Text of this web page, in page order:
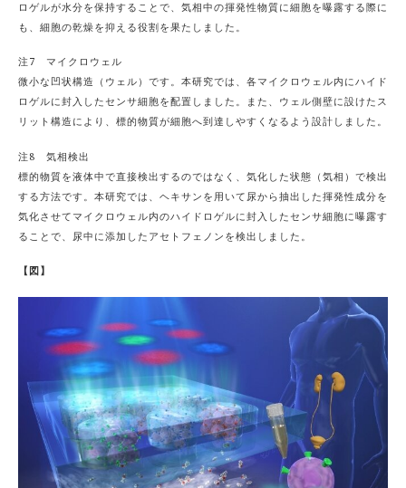
ロゲルが水分を保持することで、気相中の揮発性物質に細胞を曝露する際に
も、細胞の乾燥を抑える役割を果たしました。
注7 マイクロウェル
微小な凹状構造（ウェル）です。本研究では、各マイクロウェル内にハイド
ロゲルに封入したセンサ細胞を配置しました。また、ウェル側壁に設けたス
リット構造により、標的物質が細胞へ到達しやすくなるよう設計しました。
注8 気相検出
標的物質を液体中で直接検出するのではなく、気化した状態（気相）で検出
する方法です。本研究では、ヘキサンを用いて尿から抽出した揮発性成分を
気化させてマイクロウェル内のハイドロゲルに封入したセンサ細胞に曝露す
ることで、尿中に添加したアセトフェノンを検出しました。
【図】